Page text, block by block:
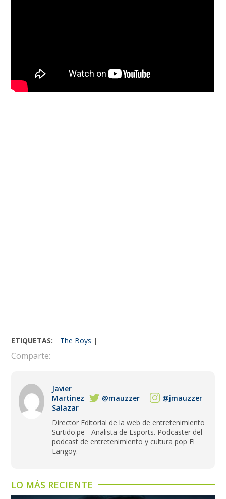
ETIQUETAS: The Boys |
Comparte:
Javier
Martinez
Salazar
@mauzzer @jmauzzer
Director Editorial de la web de entretenimiento
Surtido.pe - Analista de Esports. Podcaster del
podcast de entretenimiento y cultura pop El
Langoy.
LO MÁS RECIENTE